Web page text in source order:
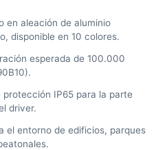
en aleación de aluminio
disponible en 10 colores.
esperada de 100.000
protección IP65 para la parte
driver.
el entorno de edificios, parques